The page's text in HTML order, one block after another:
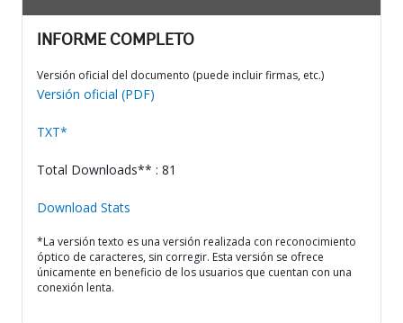
INFORME COMPLETO
Versión oficial del documento (puede incluir firmas, etc.)
Versión oficial (PDF)
TXT*
Total Downloads** : 81
Download Stats
*La versión texto es una versión realizada con reconocimiento
óptico de caracteres, sin corregir. Esta versión se ofrece
únicamente en beneficio de los usuarios que cuentan con una
conexión lenta.